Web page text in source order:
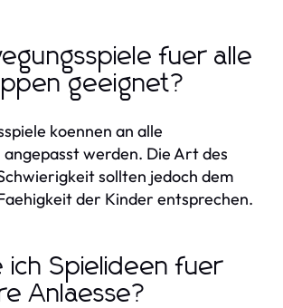
fuer alle
geeignet?
koennen an alle
werden. Die Art des
sollten jedoch dem
der Kinder entsprechen.
ich Spielideen fuer
Anlaesse?